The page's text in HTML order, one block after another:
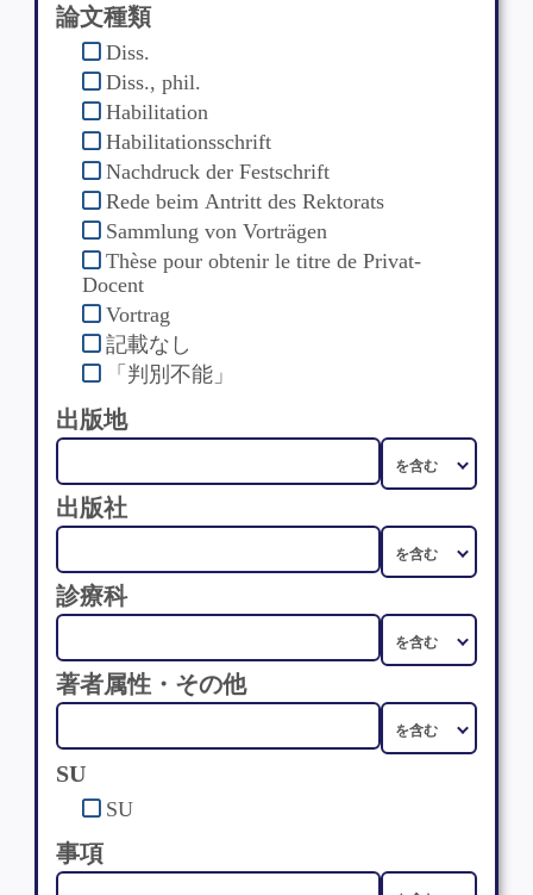
論文種類
Diss.
Diss., phil.
Habilitation
Habilitationsschrift
Nachdruck der Festschrift
Rede beim Antritt des Rektorats
Sammlung von Vorträgen
Thèse pour obtenir le titre de Privat-
Docent
Vortrag
記載なし
「判別不能」
出版地
出版社
診療科
著者属性・その他
SU
SU
事項